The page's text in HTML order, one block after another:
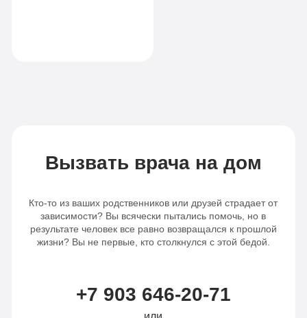
Личный
Бесплатная
транспортировка
питание
врач
транспортировка
Индивидуальное
Вызвать врача на дом
Кто-то из ваших родственников или друзей страдает от
зависимости? Вы всячески пытались помочь, но в
результате человек все равно возвращался к прошлой
жизни? Вы не первые, кто столкнулся с этой бедой.
+7 903 646-20-71